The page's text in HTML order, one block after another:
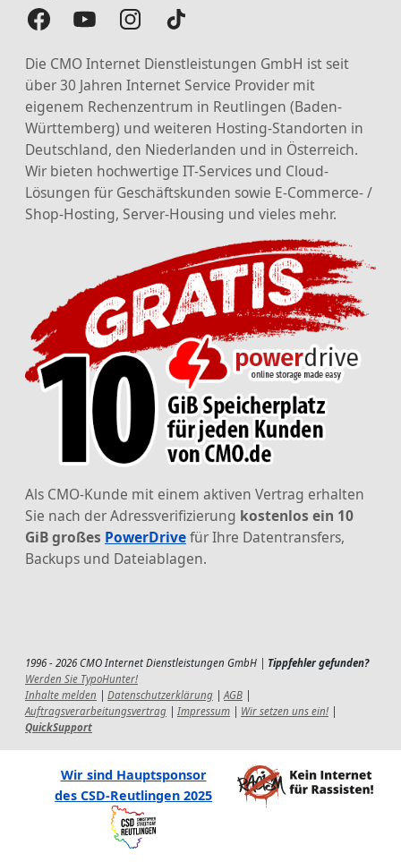
Die CMO Internet Dienstleistungen GmbH ist seit
über 30 Jahren Internet Service Provider mit
eigenem Rechenzentrum in Reutlingen (Baden-
Württemberg) und weiteren Hosting-Standorten in
Deutschland, den Niederlanden und in Österreich.
Wir bieten hochwertige IT-Services und Cloud-
Lösungen für Geschäftskunden sowie E-Commerce- /
Shop-Hosting, Server-Housing und vieles mehr.
Als CMO-Kunde mit einem aktiven Vertrag erhalten
Sie nach der Adressverifizierung kostenlos ein 10
GiB großes PowerDrivefür Ihre Datentransfers,
Backups und Dateiablagen.
1996 - 2026 CMO Internet Dienstleistungen GmbH | Tippfehler gefunden?
Werden Sie TypoHunter!
Inhalte melden
Datenschutzerklärung AGB
Auftragsverarbeitungsvertrag
Impressum Wir setzen uns ein!
QuickSupport
Wir sind Hauptsponsor
des CSD-Reutlingen 2025